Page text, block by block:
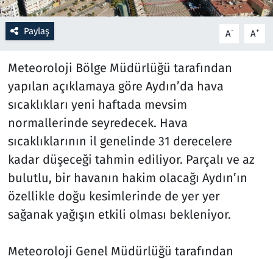
Paylaş A- A+
Meteoroloji Bölge Müdürlüğü tarafından
yapılan açıklamaya göre Aydın’da hava
sıcaklıkları yeni haftada mevsim
normallerinde seyredecek. Hava
sıcaklıklarının il genelinde 31 derecelere
kadar düşeceği tahmin ediliyor. Parçalı ve az
bulutlu, bir havanın hakim olacağı Aydın’ın
özellikle doğu kesimlerinde de yer yer
sağanak yağışın etkili olması bekleniyor.
Meteoroloji Genel Müdürlüğü tarafından
Sağlık
Savunma Sanayi
Seçim 2023
Spor
Teknoloji ve Bilim
Televizyon